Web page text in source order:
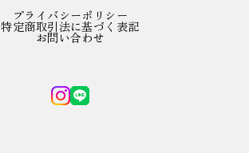
プライバシーポリシー
特定商取引法に基づく表記
お問い合わせ